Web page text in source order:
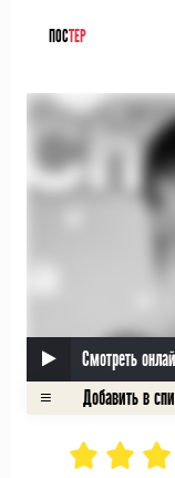
ПОСТЕР
Смотреть